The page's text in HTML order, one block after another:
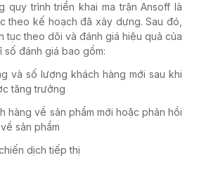
quy trình triển khai ma trận Ansoff là
theo kế hoạch đã xây dựng. Sau đó,
tục theo dõi và đánh giá hiệu quả của
số đánh giá bao gồm:
và số lượng khách hàng mới sau khi
tăng trưởng
hàng về sản phẩm mới hoặc phản hồi
sản phẩm
dịch tiếp thị